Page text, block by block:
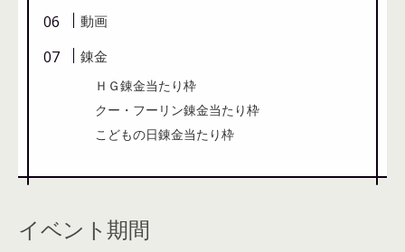
動画
錬金
ＨＧ錬金当たり枠
クー・フーリン錬金当たり枠
こどもの日錬金当たり枠
イベント期間